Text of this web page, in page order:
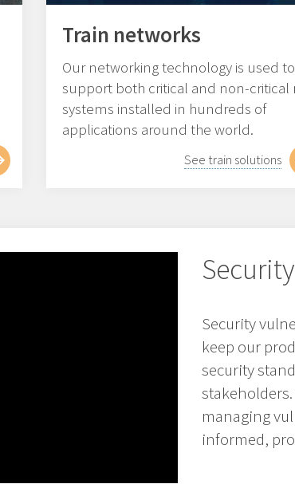
Train networks
Our networking technology is used to
support both critical and non-critical
systems installed in hundreds of
applications around the world.
See train solutions
Security
keep our
security
managing
informed,